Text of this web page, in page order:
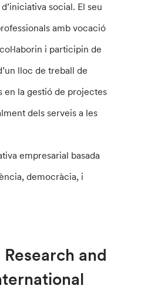
social. El seu
amb vocació
i participin de
lloc de treball de
en la gestió de projectes
dels serveis a les
empresarial basada
democràcia, i
and